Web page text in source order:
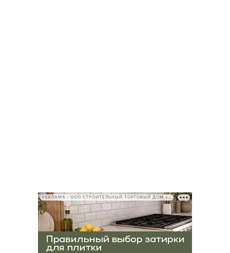
РЕКЛАМА • ООО СТРОИТЕЛЬНЫЙ ТОРГОВЫЙ ДОМ «ПЕТРОВИЧ», ИНН 7802348846